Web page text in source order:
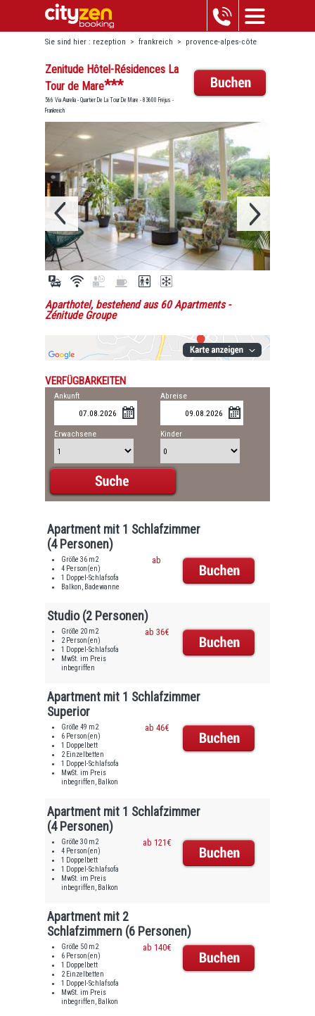
Sie sind hier : rezeption > frankreich > provence-alpes-côte
d'azur> fréjus > zenitude hôtel-résidences la tour de mare
Zenitude Hôtel-Résidences La
Tour de Mare***
566 Via Aurelia - Quartier De La Tour De Mare - 83600 Fréjus -
Frankreich
Aparthotel, bestehend aus 60 Apartments-
Zénitude Groupe
VERFÜGBARKEITEN
Ankunft Abreise
Erwachsene Kinder
Apartment mit 1 Schlafzimmer
(4 Personen)
Größe 36 m2
4 Person(en)
1 Doppel-Schlafsofa
Balkon, Badewanne
ab
Studio (2 Personen)
Größe 20 m2
2 Person(en)
1 Doppel-Schlafsofa
MwSt. im Preis
inbegriffen
ab 36€
Apartment mit 1 Schlafzimmer
Superior
Größe 49 m2
6 Person(en)
1 Doppelbett
2 Einzelbetten
1 Doppel-Schlafsofa
MwSt. im Preis
inbegriffen, Balkon
ab 46€
Apartment mit 1 Schlafzimmer
(4 Personen)
Größe 30 m2
4 Person(en)
1 Doppelbett
1 Doppel-Schlafsofa
MwSt. im Preis
inbegriffen, Balkon
ab 121€
Apartment mit 2
Schlafzimmern (6 Personen)
Größe 50 m2
6 Person(en)
1 Doppelbett
2 Einzelbetten
1 Doppel-Schlafsofa
MwSt. im Preis
inbegriffen, Balkon
ab 140€